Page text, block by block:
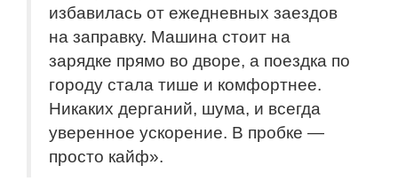
избавилась от ежедневных заездов
на заправку. Машина стоит на
зарядке прямо во дворе, а поездка по
городу стала тише и комфортнее.
Никаких дерганий, шума, и всегда
уверенное ускорение. В пробке —
просто кайф».